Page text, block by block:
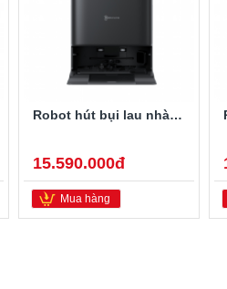
Robot hút bụi lau nhà Ecovacs Deebot T80S OMNI
15.590.000đ
Mua hàng